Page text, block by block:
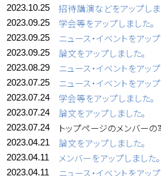
2023.10.25 招待講演などをアップしま
2023.09.25 学会等をアップしました。
2023.09.25 ニュース・イベントをアップ
2023.09.25 論文をアップしました。
2023.08.29 ニュース・イベントをアップ
2023.07.25 ニュース・イベントをアップ
2023.07.24 学会等をアップしました。
2023.07.24 論文をアップしました。
2023.07.24 トップページのメンバーの
2023.04.21 論文をアップしました。
2023.04.11 メンバーをアップしました。
2023.04.11 ニュース・イベントをアップ